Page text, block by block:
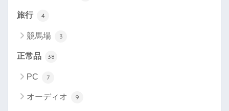
旅行 4
競馬場 3
正常品 38
PC 7
オーディオ 9